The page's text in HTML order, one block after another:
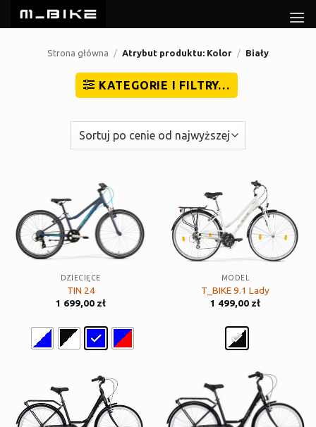
Przewiń
do
Strona główna / Atrybut produktu: Kolor / Biały
KATEGORIE I FILTRY…
DZIECIĘCE
TIN 24
1 699,00 zł
MODEL
T_BIKE 9.1 Lady
1 499,00 zł